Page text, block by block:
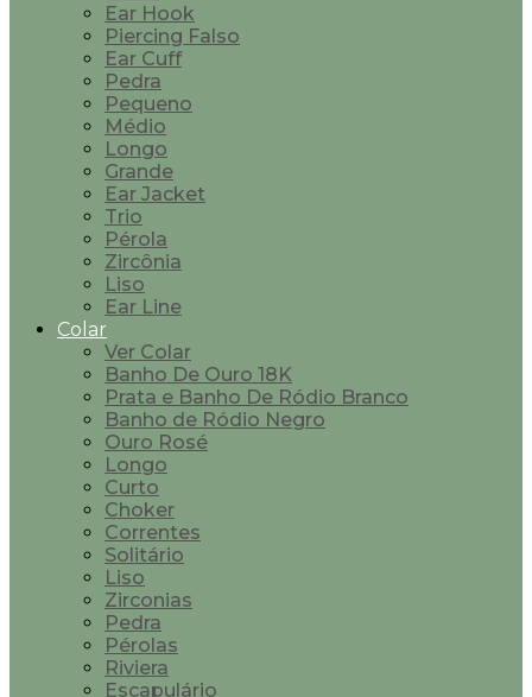
Ear Hook
Piercing Falso
Ear Cuff
Pedra
Pequeno
Médio
Longo
Grande
Ear Jacket
Trio
Pérola
Zircônia
Liso
Ear Line
Colar
Ver Colar
Banho De Ouro 18K
Prata e Banho De Ródio Branco
Banho de Ródio Negro
Ouro Rosé
Longo
Curto
Choker
Correntes
Solitário
Liso
Zirconias
Pedra
Pérolas
Riviera
Escapulário